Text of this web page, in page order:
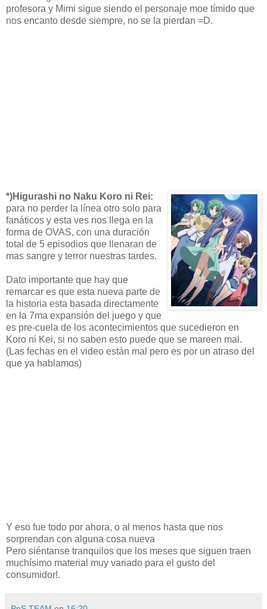
profesora y Mimi sigue siendo el personaje moe tímido que
nos encanto desde siempre, no se la pierdan =D.
*)Higurashi no Naku Koro ni Rei:
para no perder la línea otro solo para
fanáticos y esta ves nos llega en la
forma de OVAS, con una duración
total de 5 episodios que llenaran de
mas sangre y terror nuestras tardes.
Dato importante que hay que
remarcar es que esta nueva parte de
la historia esta basada directamente
en la 7ma expansión del juego y que
es pre-cuela de los acontecimientos que sucedieron en
Koro ni Kei, si no saben esto puede que se mareen mal.
(Las fechas en el video están mal pero es por un atraso del
que ya hablamos)
Y eso fue todo por ahora, o al menos hasta que nos
sorprendan con alguna cosa nueva
Pero siéntanse tranquilos que los meses que siguen traen
muchísimo material muy variado para el gusto del
consumidor!.